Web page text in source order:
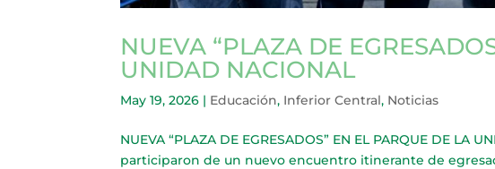
NUEVA “PLAZA DE
UNIDAD NACIONAL
May 19, 2026 | Educación, Inferior Central, Noticias
NUEVA “PLAZA DE EGRESADOS” EN EL PARQUE DE
participaron de un nuevo encuentro itinerante de